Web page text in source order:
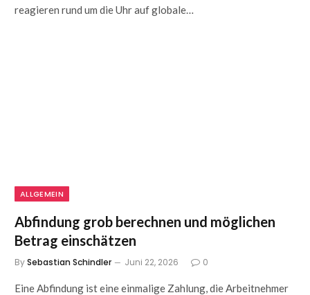
reagieren rund um die Uhr auf globale…
ALLGEMEIN
Abfindung grob berechnen und möglichen
Betrag einschätzen
BySebastian Schindler Juni 22, 2026 0
Eine Abfindung ist eine einmalige Zahlung, die Arbeitnehmer